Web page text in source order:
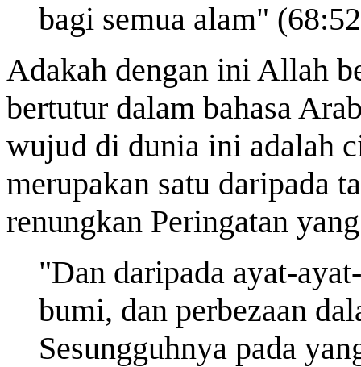
bagi semua alam"
Adakah dengan ini Allah
bertutur dalam bahasa
wujud di dunia ini adalah
merupakan satu daripada
renungkan Peringatan
"Dan daripada ayat-
bumi, dan perbezaan
Sesungguhnya pada